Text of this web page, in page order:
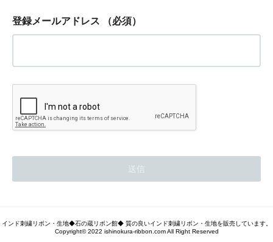
登録メールアドレス （必須）
インド刺繍リボン・生地◆石の蔵リボン館◆ 質の良いインド刺繍リボン・生地を販売しています。
Copyright© 2022 ishinokura-ribbon.com All Right Reserved